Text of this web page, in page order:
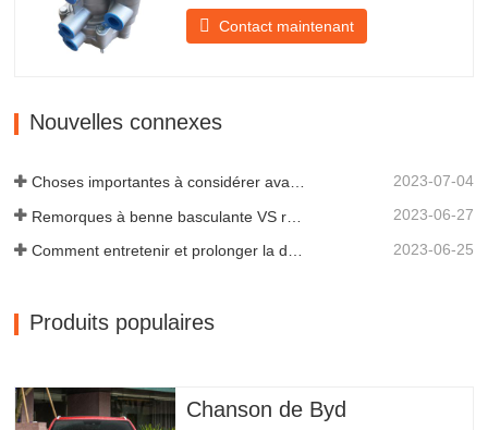
Il assure un freinage en douceur de la
remorque. Fondée en 2005, Chengda
scientifiques et une équipe…
Contact maintenant
Nouvelles connexes
Choses importantes à considérer avant d'acheter une remorque à benne basculante 2023-07-04
2023-06-27
2023-06-25
Produits populaires
Chanson de Byd